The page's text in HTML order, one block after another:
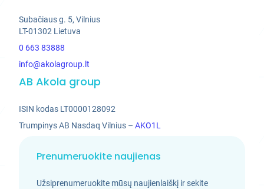
Subačiaus g. 5, Vilnius
LT-01302 Lietuva
0 663 83888
info@akolagroup.lt
AB Akola group
ISIN kodas LT0000128092
Trumpinys AB Nasdaq Vilnius –AKO1L
Prenumeruokite naujienas
Užsiprenumeruokite mūsų naujienlaiškį ir sekite